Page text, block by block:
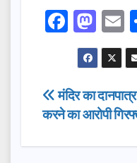
F
a
c
e
b
M
a
st
o
d
Post
मंदिर का दानपात्र
करने का आरोपी